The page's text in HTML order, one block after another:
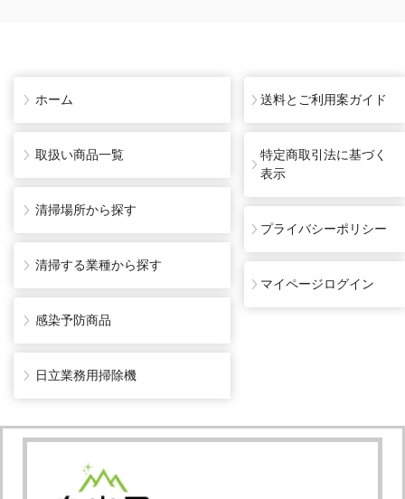
ホーム
取扱い商品一覧
清掃場所から探す
清掃する業種から探す
感染予防商品
日立業務用掃除機
送料とご利用案ガイド
特定商取引法に基づく
表示
プライバシーポリシー
マイページログイン